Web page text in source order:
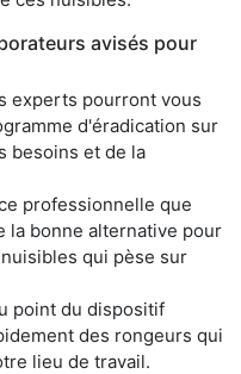
avisés pour
experts pourront vous
d'éradication sur
besoins et de la
professionnelle que
la bonne alternative pour
qui pèse sur
point du dispositif
des rongeurs qui
lieu de travail.